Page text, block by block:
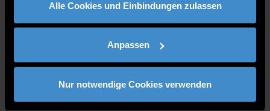
Alle Cookies und Einbindungen zulassen
Anpassen
Nur notwendige Cookies verwenden
umfasst zwölf Monate und findet an neun Terminen
wochenendnah statt. „Die Verknüpfung zwischen Theorie
und Praxis ist in diesem Hochschulzertifikatskurs von
besonderer Bedeutung. Die Teilnehmer erlernen in sechs
Modulen die wissenschaftlichen Grundlagen, um
anschließend in Supervision-Workshops einen
Einführungsprozess des BGM zu bearbeiten“, so Judith
Scheuerer, Weiterbildungsreferentin der THD.